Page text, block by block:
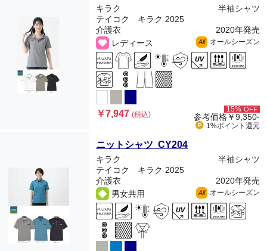
キラク
半袖シャツ
テイコク キラク 2025
介護衣
2020年発売
レディース
All オールシーズン
￥7,947(税込)
15% OFF
参考価格￥9,350-
1%ポイント 還元
ニットシャツ CY204
キラク
半袖シャツ
テイコク キラク 2025
介護衣
2020年発売
男女共用
All オールシーズン